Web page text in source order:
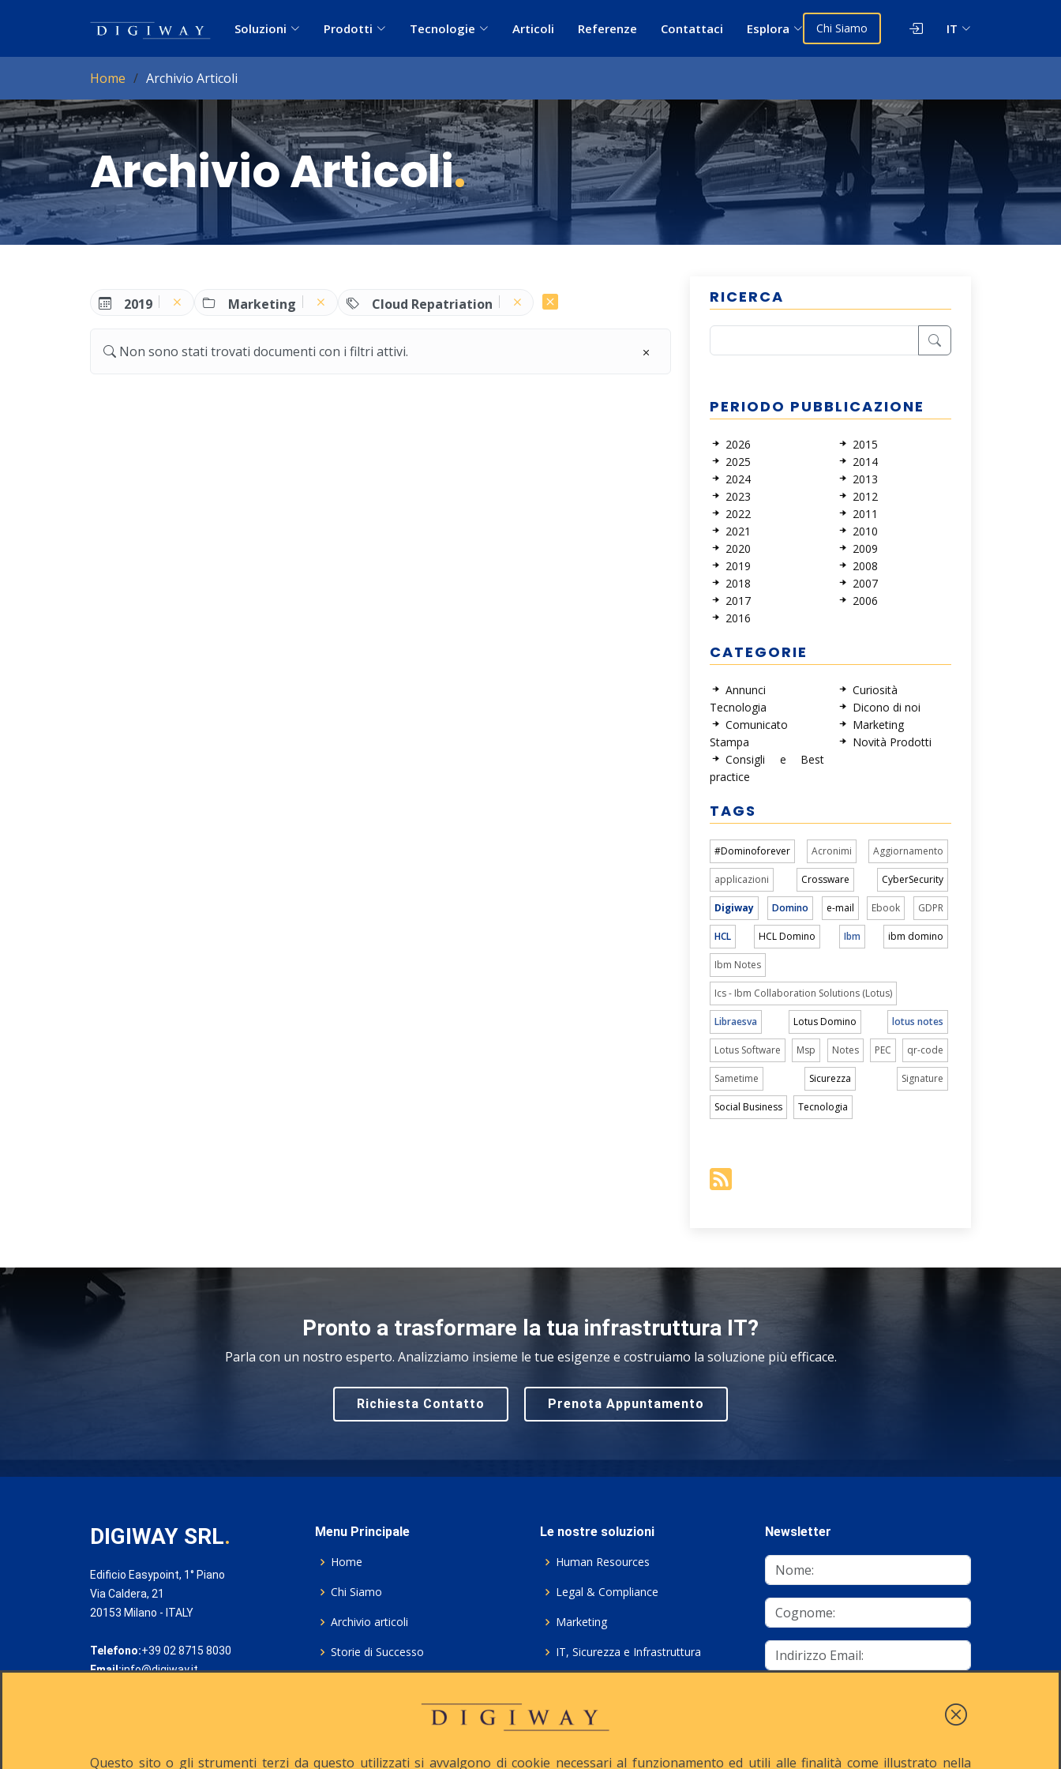
Soluzioni Prodotti Tecnologie Articoli Referenze Contattaci Esplora Chi Siamo IT
Home Archivio Articoli
Archivio Articoli.
2019 Marketing Cloud Repatriation
Non sono stati trovati documenti con i filtri attivi.
RICERCA
PERIODO PUBBLICAZIONE
2026
2025
2024
2023
2022
2021
2020
2019
2018
2017
2016
2015
2014
2013
2012
2011
2010
2009
2008
2007
2006
CATEGORIE
Annunci
Tecnologia
Comunicato
Stampa
Consigli e Best
practice
Curiosità
Dicono di noi
Marketing
Novità Prodotti
TAGS
#Dominoforever Acronimi Aggiornamento
applicazioni Crossware CyberSecurity
Digiway Domino e-mail Ebook GDPR
HCL HCL Domino Ibm ibm domino
Ibm Notes
Ics - Ibm Collaboration Solutions (Lotus)
Libraesva Lotus Domino lotus notes
Lotus Software Msp Notes PEC qr-code
Sametime Sicurezza Signature
Social Business Tecnologia
Pronto a trasformare la tua infrastruttura IT?
Parla con un nostro esperto. Analizziamo insieme le tue esigenze e costruiamo la soluzione più efficace.
Richiesta Contatto Prenota Appuntamento
DIGIWAY SRL.
Edificio Easypoint, 1° Piano
Via Caldera, 21
20153 Milano - ITALY
Telefono:+39 02 8715 8030
Email:info@digiway.it
Menu Principale
Home
Chi Siamo
Archivio articoli
Storie di Successo
Le nostre soluzioni
Human Resources
Legal & Compliance
Marketing
IT, Sicurezza e Infrastruttura
Consulenza ICT e Licenze
Newsletter
Questo sito o gli strumenti terzi da questo utilizzati si avvalgono di cookie necessari al funzionamento ed utili alle finalità come illustrato nella